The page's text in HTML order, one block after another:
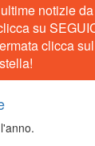
notizie da
su
clicca sul